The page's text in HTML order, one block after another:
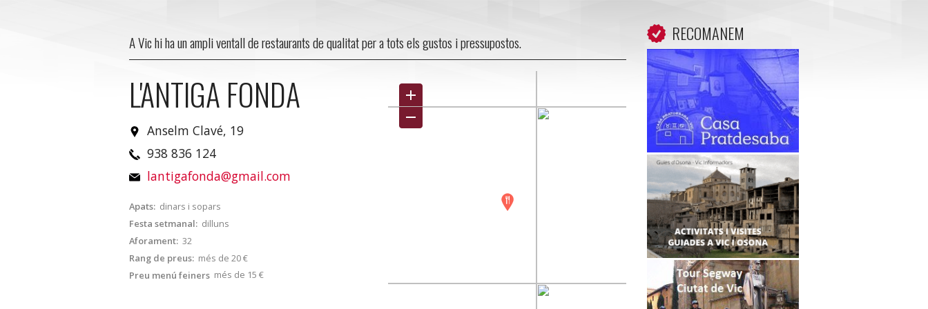
A Vic hi ha un ampli ventall de restaurants de qualitat per a tots els gustos i pressupostos.
L'ANTIGA FONDA
Anselm Clavé, 19
938 836 124
lantigafonda@gmail.com
Apats: dinars i sopars
Festa setmanal: dilluns
Aforament: 32
Rang de preus: més de 20 €
Preu menú feiners més de 15 €
RECOMANEM